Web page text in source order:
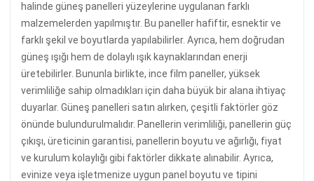
halinde güneş panelleri yüzeylerine uygulanan farklı
malzemelerden yapılmıştır. Bu paneller hafiftir, esnektir ve
farklı şekil ve boyutlarda yapılabilirler. Ayrıca, hem doğrudan
güneş ışığı hem de dolaylı ışık kaynaklarından enerji
üretebilirler. Bununla birlikte, ince film paneller, yüksek
verimliliğe sahip olmadıkları için daha büyük bir alana ihtiyaç
duyarlar. Güneş panelleri satın alırken, çeşitli faktörler göz
önünde bulundurulmalıdır. Panellerin verimliliği, panellerin güç
çıkışı, üreticinin garantisi, panellerin boyutu ve ağırlığı, fiyat
ve kurulum kolaylığı gibi faktörler dikkate alınabilir. Ayrıca,
evinize veya işletmenize uygun panel boyutu ve tipini